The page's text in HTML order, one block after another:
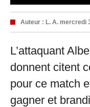
Auteur : L. A. mercredi
L’attaquant
donnent citent
pour ce match
gagner et